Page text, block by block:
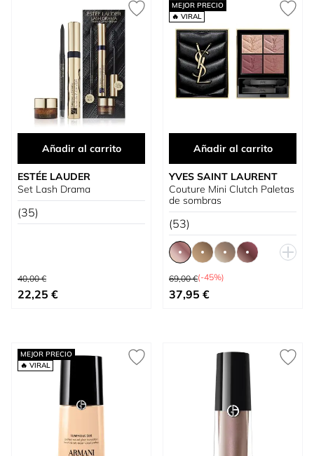
Añadir al carrito
ESTÉE LAUDER
Set Lash Drama
(35)
Precio habitual
40,00 €
Precio especial
22,25 €
MEJOR PRECIO
🔥 VIRAL
Añadir al carrito
YVES SAINT LAURENT
Couture Mini Clutch Paletas
de sombras
(53)
Precio habitual
69,00 €(-45%)
Tan bajo como
37,95 €
MEJOR PRECIO
🔥 VIRAL